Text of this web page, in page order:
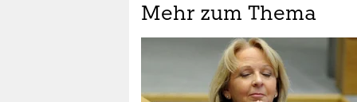
Mehr zum Thema